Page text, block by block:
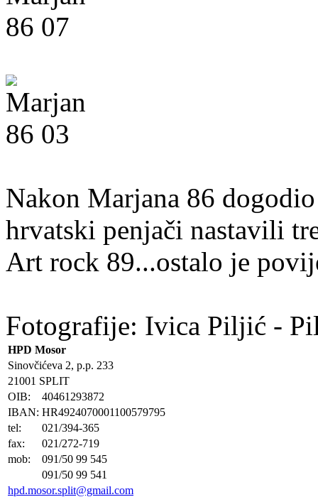
Nakon Marjana 86
hrvatski penjači nastavili
Art rock 89...ostalo je
Fotografije: Ivica Piljić -
HPD Mosor
Sinovčićeva 2, p.p. 233
21001 SPLIT
OIB:
40461293872
IBAN: HR4924070001100579795
tel:
021/394-365
fax:
021/272-719
mob:
091/50 99 545
091/50 99 541
hpd.mosor.split@gmail.com